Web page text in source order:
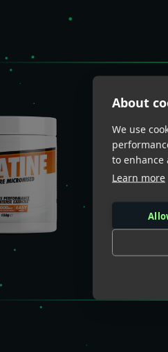
About
We use
to enhance
Learn more